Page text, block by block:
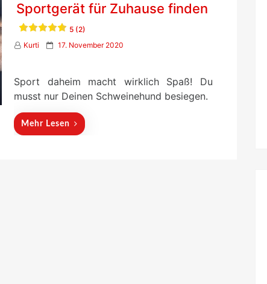
Sportgerät für Zuhause finden
5 (2)
Kurti
P
t
e
d
n
17. November 2020
Sport daheim macht wirklich Spaß! Du
musst nur Deinen Schweinehund besiegen.
Mehr Lesen